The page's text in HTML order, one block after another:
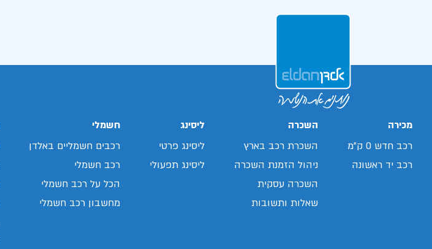
מכירה
רכב חדש 0 ק"מ
רכב יד ראשונה
השכרה
השכרת רכב בארץ
ניהול הזמנת השכרה
השכרה עסקית
שאלות ותשובות
ליסינג
ליסינג פרטי
ליסינג תפעולי
חשמלי
רכבים חשמליים באלדן
רכב חשמלי
הכל על רכב חשמלי
מחשבון רכב חשמלי